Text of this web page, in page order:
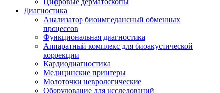
Цифровые дерматоскопы
Диагностика
Анализатор биоимпедансный обменных
процессов
Функциональная диагностика
Аппаратный комплекс для биоакустической
коррекции
Кардиодиагностика
Медицинские принтеры
Молоточки неврологические
Оборудование для исследований